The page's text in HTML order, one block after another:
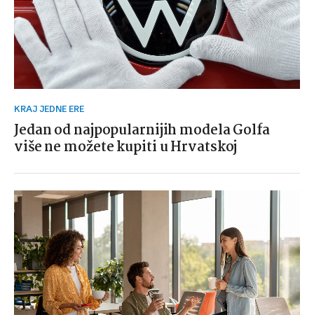
KRAJ JEDNE ERE
Jedan od najpopularnijih modela Golfa
više ne možete kupiti u Hrvatskoj